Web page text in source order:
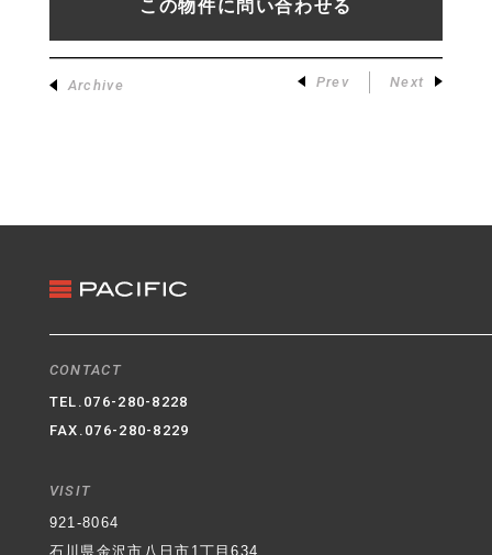
この物件に問い合わせる
Archive Prev Next
CONTACT
TEL. 076-280-8228
FAX.076-280-8229
VISIT
921-8064
石川県金沢市八日市1丁目634